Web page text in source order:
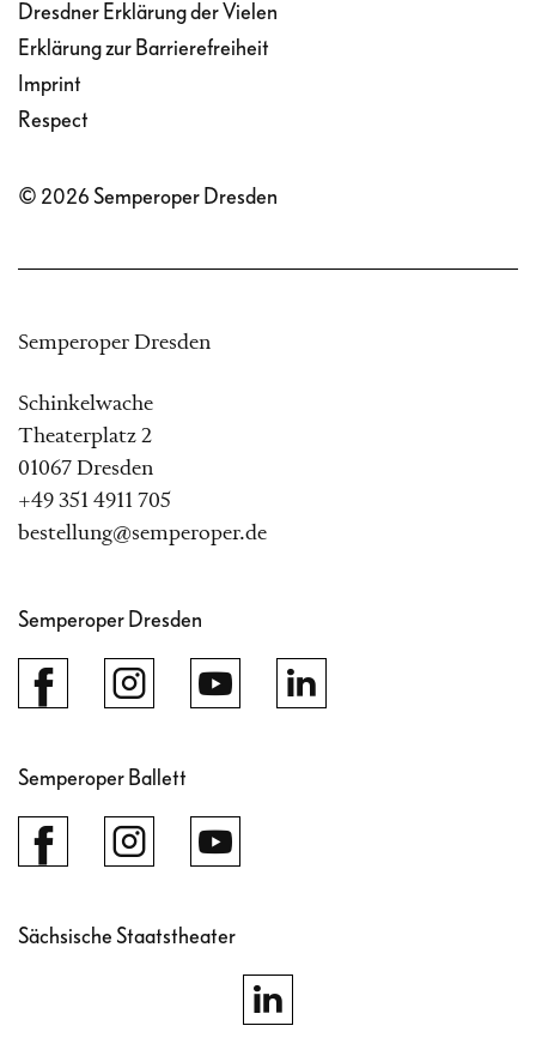
Dresdner Erklärung der Vielen
Erklärung zur Barrierefreiheit
Imprint
Respect
© 2026 Semperoper Dresden
Semperoper Dresden
Schinkelwache
Theaterplatz 2
01067 Dresden
+49 351 4911 705
bestellung@semperoper.de
Semperoper Dresden
Semperoper Ballett
Sächsische Staatstheater